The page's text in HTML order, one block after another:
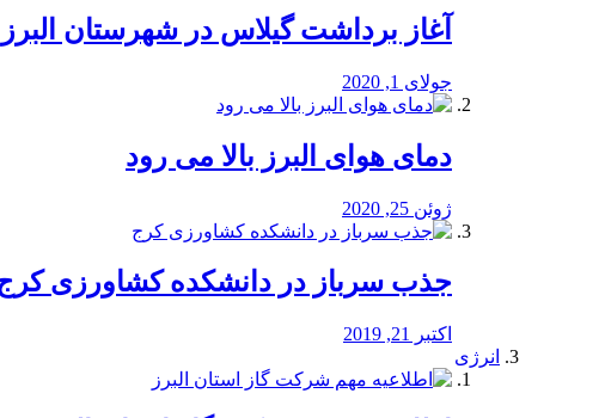
آغاز برداشت گیلاس در شهرستان البرز
جولای 1, 2020
دمای هوای البرز بالا می رود
ژوئن 25, 2020
جذب سرباز در دانشکده کشاورزی
اکتبر 21, 2019
انرژی